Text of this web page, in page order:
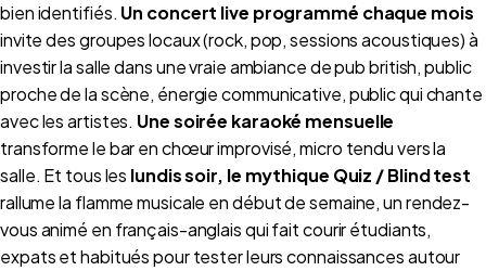
bien identifiés. Un concert live programmé chaque mois
invite des groupes locaux (rock, pop, sessions acoustiques) à
investir la salle dans une vraie ambiance de pub british, public
proche de la scène, énergie communicative, public qui chante
avec les artistes. Une soirée karaoké mensuelle
transforme le bar en chœur improvisé, micro tendu vers la
salle. Et tous les lundis soir, le mythique Quiz / Blind test
rallume la flamme musicale en début de semaine, un rendez-
vous animé en français-anglais qui fait courir étudiants,
expats et habitués pour tester leurs connaissances autour